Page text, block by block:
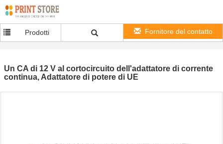
Prodotti Fornitore del contatto
Un CA di 12 V al cortocircuito dell'adattatore di corrente
continua, Adattatore di potere di UE